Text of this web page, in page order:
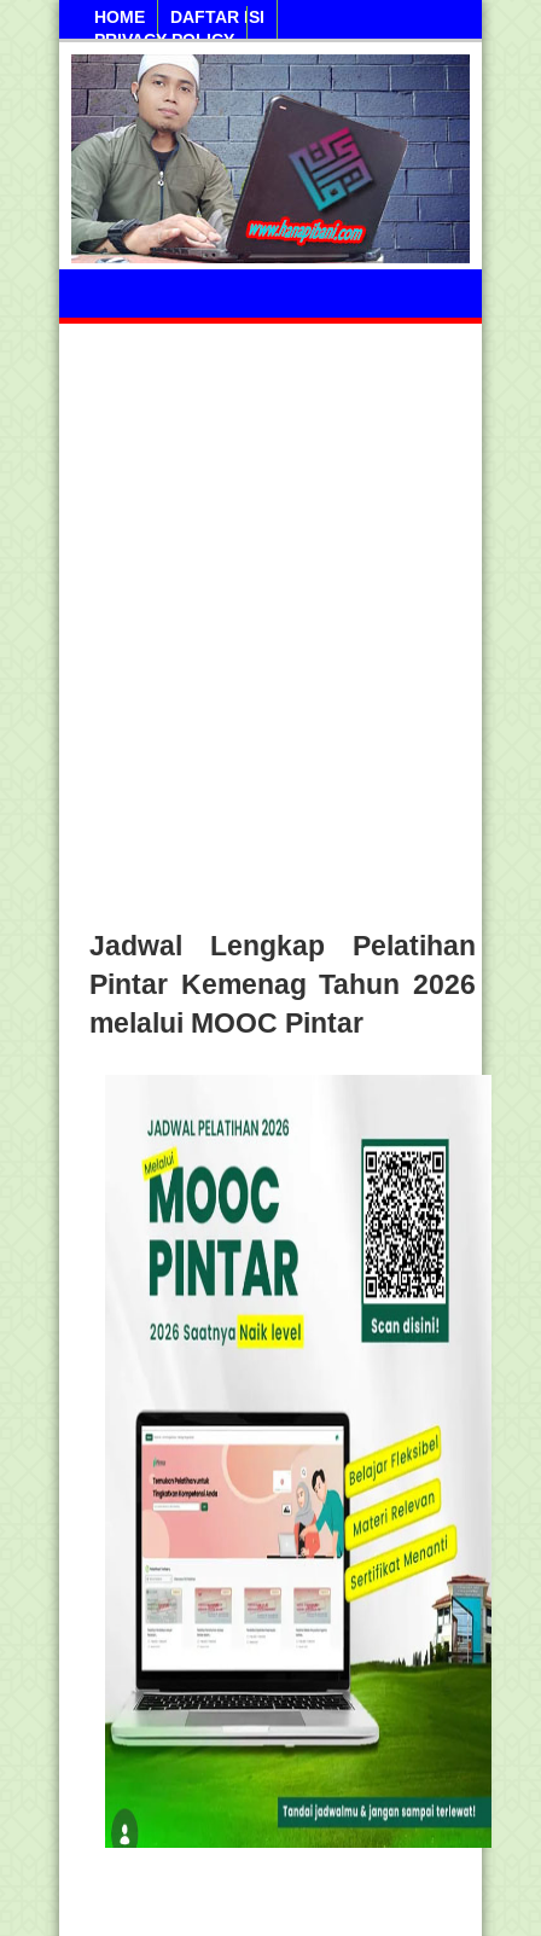
HOME
DAFTAR ISI
PRIVACY POLICY
Sanayan, 10 Agustus 2026
Jadwal Lengkap Pelatihan
Pintar Kemenag Tahun 2026
melalui MOOC Pintar